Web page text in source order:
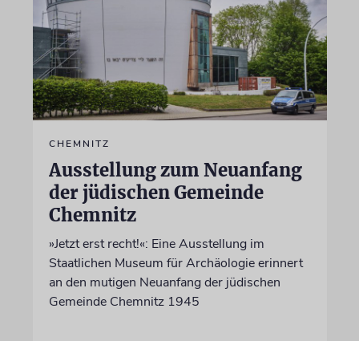
CHEMNITZ
Ausstellung zum Neuanfang
der jüdischen Gemeinde
Chemnitz
»Jetzt erst recht!«: Eine Ausstellung im
Staatlichen Museum für Archäologie erinnert
an den mutigen Neuanfang der jüdischen
Gemeinde Chemnitz 1945